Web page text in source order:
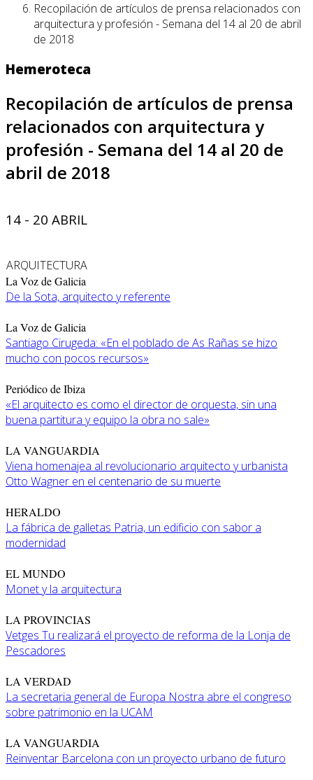
Recopilación de artículos de prensa relacionados con
arquitectura y profesión - Semana del 14 al 20 de abril
de 2018
Hemeroteca
Recopilación de artículos de prensa
relacionados con arquitectura y
profesión - Semana del 14 al 20 de
abril de 2018
14 - 20 ABRIL
ARQUITECTURA
La Voz de Galicia
De la Sota, arquitecto y referente
La Voz de Galicia
Santiago Cirugeda: «En el poblado de As Rañas se hizo
mucho con pocos recursos»
Periódico de Ibiza
«El arquitecto es como el director de orquesta, sin una
buena partitura y equipo la obra no sale»
LA VANGUARDIA
Viena homenajea al revolucionario arquitecto y urbanista
Otto Wagner en el centenario de su muerte
HERALDO
La fábrica de galletas Patria, un edificio con sabor a
modernidad
EL MUNDO
Monet y la arquitectura
LA PROVINCIAS
Vetges Tu realizará el proyecto de reforma de la Lonja de
Pescadores
LA VERDAD
La secretaria general de Europa Nostra abre el congreso
sobre patrimonio en la UCAM
LA VANGUARDIA
Reinventar Barcelona con un proyecto urbano de futuro